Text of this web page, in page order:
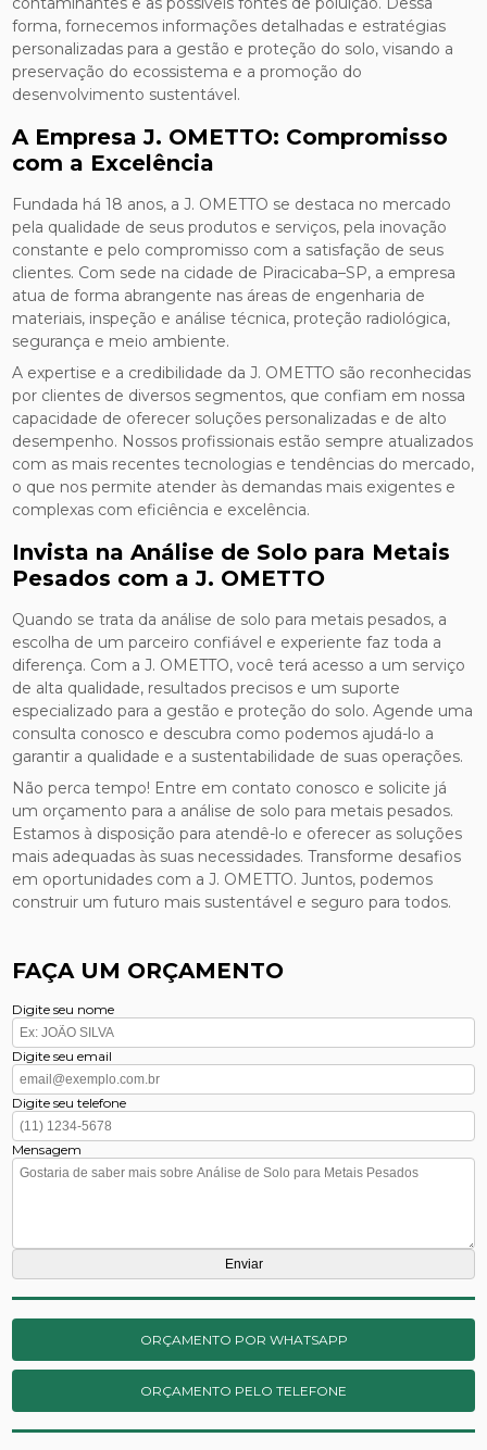
forma, fornecemos informações detalhadas e estratégias
personalizadas para a gestão e proteção do solo, visando a
preservação do ecossistema e a promoção do
desenvolvimento sustentável.
A Empresa J. OMETTO: Compromisso
com a Excelência
Fundada há 18 anos, a J. OMETTO se destaca no mercado
pela qualidade de seus produtos e serviços, pela inovação
constante e pelo compromisso com a satisfação de seus
clientes. Com sede na cidade de Piracicaba–SP, a empresa
atua de forma abrangente nas áreas de engenharia de
materiais, inspeção e análise técnica, proteção radiológica,
segurança e meio ambiente.
A expertise e a credibilidade da J. OMETTO são reconhecidas
por clientes de diversos segmentos, que confiam em nossa
capacidade de oferecer soluções personalizadas e de alto
desempenho. Nossos profissionais estão sempre atualizados
com as mais recentes tecnologias e tendências do mercado,
o que nos permite atender às demandas mais exigentes e
complexas com eficiência e excelência.
Invista na Análise de Solo para Metais
Pesados com a J. OMETTO
Quando se trata da análise de solo para metais pesados, a
escolha de um parceiro confiável e experiente faz toda a
diferença. Com a J. OMETTO, você terá acesso a um serviço
de alta qualidade, resultados precisos e um suporte
especializado para a gestão e proteção do solo. Agende uma
consulta conosco e descubra como podemos ajudá-lo a
garantir a qualidade e a sustentabilidade de suas operações.
Não perca tempo! Entre em contato conosco e solicite já
um orçamento para a análise de solo para metais pesados.
Estamos à disposição para atendê-lo e oferecer as soluções
mais adequadas às suas necessidades. Transforme desafios
em oportunidades com a J. OMETTO. Juntos, podemos
construir um futuro mais sustentável e seguro para todos.
FAÇA UM ORÇAMENTO
Digite seu nome
Digite seu email
Digite seu telefone
Mensagem
ORÇAMENTO POR WHATSAPP
ORÇAMENTO PELO TELEFONE